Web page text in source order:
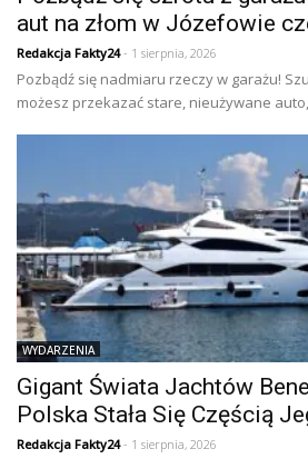
aut na złom w Józefowie
Redakcja Fakty24- 1 sierpnia, 2026
Pozbądź się nadmiaru rzeczy w garażu!
możesz przekazać stare, nieużywane
WYDARZENIA
Gigant Świata Jachtów
Polska Stała Się Częścią
Redakcja Fakty24- 1 sierpnia, 2026